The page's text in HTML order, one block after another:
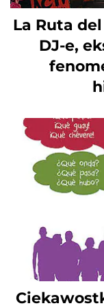
La Ruta
DJ-e,